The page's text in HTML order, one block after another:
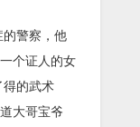
的警察，他
个证人的女
得的武术
大哥宝爷